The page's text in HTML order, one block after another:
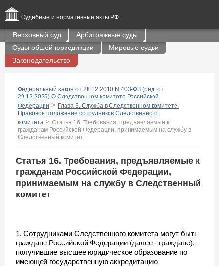
Судебные и нормативные акты РФ
Верховный суд
Арбитражные суды
Суды общей юрисдикции
Мировые судьи
Законодательство
Федеральный закон от 28.12.2010 N 403-ФЗ (ред. от
29.12.2025) О Следственном комитете Российской
Федерации > Глава 3. Служба в Следственном комитете.
Правовое положение сотрудников Следственного
комитета > Статья 16. Требования, предъявляемые к
гражданам Российской Федерации, принимаемым на службу в
Следственный комитет
Статья 16. Требования, предъявляемые к
гражданам Российской Федерации,
принимаемым на службу в Следственный
комитет
1. Сотрудниками Следственного комитета могут быть
граждане Российской Федерации (далее - граждане),
получившие высшее юридическое образование по
имеющей государственную аккредитацию